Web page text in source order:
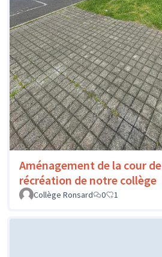
Aménagement de la cour de
récréation de notre collège
Collège Ronsard
0 1